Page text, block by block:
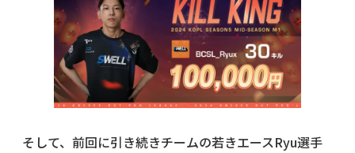
そして、前回に引き続きチームの若きエースRyu選手